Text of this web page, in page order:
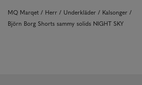
MQ Marqet Herr Underkläder
Kalsonger
Björn Borg Shorts sammy solids NIGHT SKY